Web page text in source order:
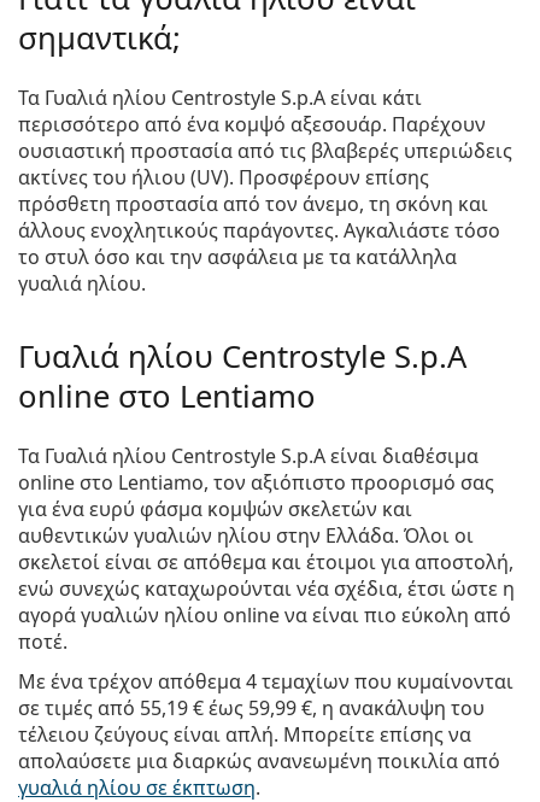
σημαντικά;
Τα Γυαλιά ηλίου Centrostyle S.p.A είναι κάτι
περισσότερο από ένα κομψό αξεσουάρ. Παρέχουν
ουσιαστική προστασία από τις βλαβερές υπεριώδεις
ακτίνες του ήλιου (UV). Προσφέρουν επίσης
πρόσθετη προστασία από τον άνεμο, τη σκόνη και
άλλους ενοχλητικούς παράγοντες. Αγκαλιάστε τόσο
το στυλ όσο και την ασφάλεια με τα κατάλληλα
γυαλιά ηλίου.
Γυαλιά ηλίου Centrostyle S.p.A
online στο Lentiamo
Τα Γυαλιά ηλίου Centrostyle S.p.A είναι διαθέσιμα
online στο Lentiamo, τον αξιόπιστο προορισμό σας
για ένα ευρύ φάσμα κομψών σκελετών και
αυθεντικών γυαλιών ηλίου στην Ελλάδα. Όλοι οι
σκελετοί είναι σε απόθεμα και έτοιμοι για αποστολή,
ενώ συνεχώς καταχωρούνται νέα σχέδια, έτσι ώστε η
αγορά γυαλιών ηλίου online να είναι πιο εύκολη από
ποτέ.
Με ένα τρέχον απόθεμα 4 τεμαχίων που κυμαίνονται
σε τιμές από 55,19 €έως 59,99 €, η ανακάλυψη του
τέλειου ζεύγους είναι απλή. Μπορείτε επίσης να
απολαύσετε μια διαρκώς ανανεωμένη ποικιλία από
γυαλιά ηλίου σε έκπτωση.